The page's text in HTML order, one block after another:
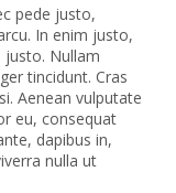
pede justo,
In enim justo,
justo. Nullam
tincidunt. Cras
Aenean vulputate
eu, consequat
dapibus in,
nulla ut